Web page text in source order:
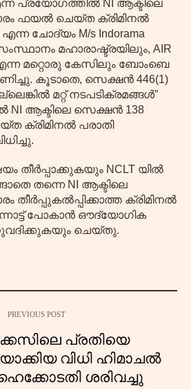
പ്രയോഗത്തിൽ NI ആക്ടിലെ
ഫയൽ ചെയ്ത ക്രിമിനൽ
ചോദ്യം M/s Indorama
സംസ്ഥാനം മഹാരാഷ്ട്രയിലും, AIR
എന്ന മറ്റൊരു കേസിലും ബോംബെ
കൂടാതെ, സെക്ഷൻ 446(1)
മറ്റ് നടപടിക്രമങ്ങൾ”
ആക്ടിലെ സെക്ഷൻ 138
ക്രിമിനൽ പരാതി
തീർപ്പാക്കുകയും NCLT യിൽ
തന്നെ NI ആക്ടിലെ
തീർപ്പുകൽപ്പിക്കാത്ത ക്രിമിനൽ
പോകാൻ ഔദ്യോഗിക
ചെയ്തു.
PREVIOUS POST
പ്രതിയെ
വിധി ഹിമാചൽ
ശരിവച്ചു